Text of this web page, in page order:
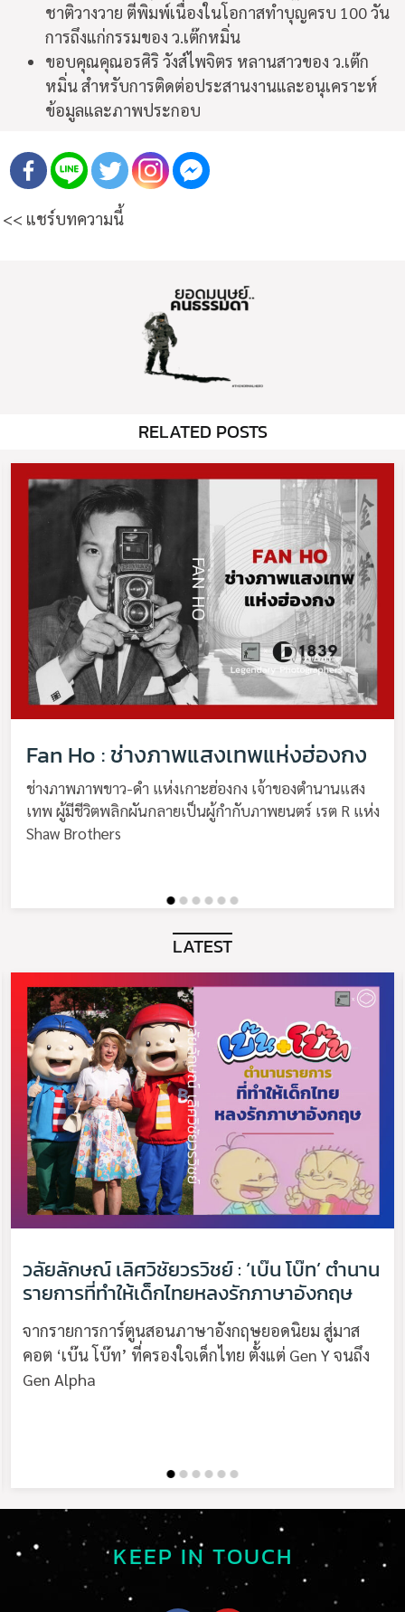
ชาติวางวาย ตีพิมพ์เนื่องในโอกาสทำบุญครบ 100 วัน
การถึงแก่กรรมของ ว.เต๊กหมิ่น
ขอบคุณคุณอรศิริ วังส์ไพจิตร หลานสาวของ ว.เต๊ก
หมิ่น สำหรับการติดต่อประสานงานและอนุเคราะห์
ข้อมูลและภาพประกอบ
<< แชร์บทความนี้
RELATED POSTS
Fan Ho : ช่างภาพแสงเทพแห่งฮ่องกง
ช่างภาพภาพขาว-ดำ แห่งเกาะฮ่องกง เจ้าของตำนานแสง
เทพ ผู้มีชีวิตพลิกผันกลายเป็นผู้กำกับภาพยนตร์ เรต R แห่ง
Shaw Brothers
LATEST
วลัยลักษณ์ เลิศวิชัยวรวิชย์ : ‘เบ๊น โบ๊ท’ ตำนาน
รายการที่ทำให้เด็กไทยหลงรักภาษาอังกฤษ
จากรายการการ์ตูนสอนภาษาอังกฤษยอดนิยม สู่มาส
คอต ‘เบ๊น โบ๊ท’ ที่ครองใจเด็กไทย ตั้งแต่ Gen Y จนถึง
Gen Alpha
KEEP IN TOUCH